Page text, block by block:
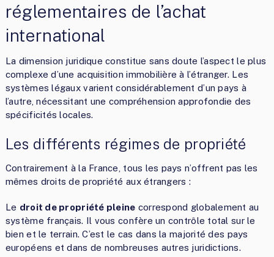
réglementaires de l’achat
international
La dimension juridique constitue sans doute l’aspect le plus
complexe d’une acquisition immobilière à l’étranger. Les
systèmes légaux varient considérablement d’un pays à
l’autre, nécessitant une compréhension approfondie des
spécificités locales.
Les différents régimes de propriété
Contrairement à la France, tous les pays n’offrent pas les
mêmes droits de propriété aux étrangers :
Le droit de propriété pleine correspond globalement au
système français. Il vous confère un contrôle total sur le
bien et le terrain. C’est le cas dans la majorité des pays
européens et dans de nombreuses autres juridictions.